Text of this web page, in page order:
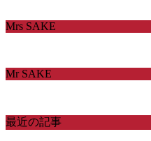
Mrs SAKE
Mr SAKE
最近の記事